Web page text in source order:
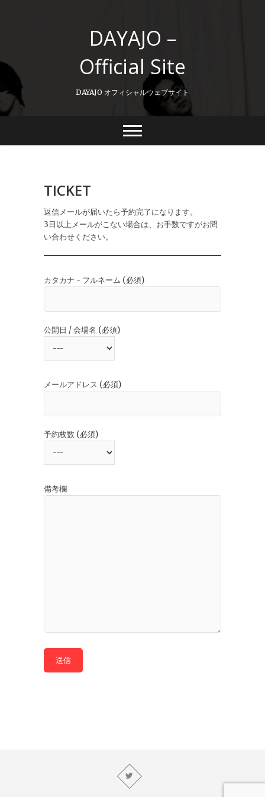
DAYAJO –
Official Site
DAYAJO オフィシャルウェブサイト
TICKET
返信メールが届いたら予約完了になります。
3日以上メールがこない場合は、お手数ですがお問
い合わせください。
カタカナ - フルネーム (必須)
公開日 / 会場名 (必須)
メールアドレス (必須)
予約枚数 (必須)
備考欄